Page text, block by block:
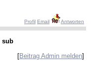
Profil Email Antworten
sub
[Beitrag Admin melden]